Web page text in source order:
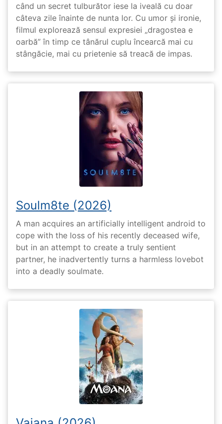
când un secret tulburător iese la iveală cu doar
câteva zile înainte de nunta lor. Cu umor și ironie,
filmul explorează sensul expresiei „dragostea e
oarbă” în timp ce tânărul cuplu încearcă mai cu
stângăcie, mai cu prietenie să treacă de impas.
Soulm8te (2026)
A man acquires an artificially intelligent android to
cope with the loss of his recently deceased wife,
but in an attempt to create a truly sentient
partner, he inadvertently turns a harmless lovebot
into a deadly soulmate.